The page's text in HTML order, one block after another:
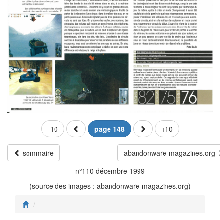
-10 page 148 +10
sommaire
abandonware-magazines.org
n°110 décembre 1999
(source des images : abandonware-magazines.org)